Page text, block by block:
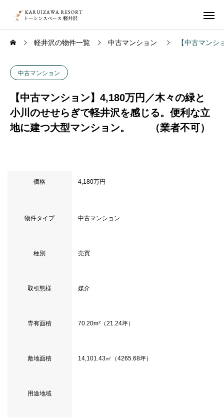
軽井沢の物件一覧 中古マンション 【中古マン
中古マンション
【中古マンション】4,180万円／木々の緑と
小川のせせらぎで軽井沢を感じる。便利な立
地に建つ大型マンション。 （業者不可）
価格 4,180万円
物件タイプ 中古マンション
種別 売買
取引態様 媒介
専有面積 70.20m²（21.24坪）
敷地面積 14,101.43㎡（4265.68坪）
用途地域